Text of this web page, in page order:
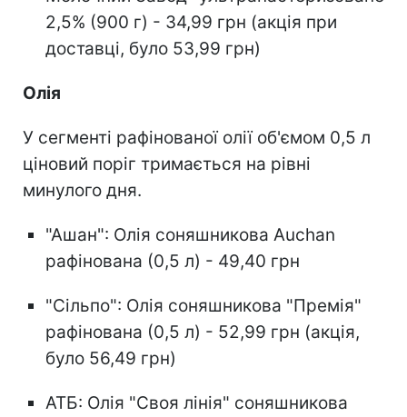
2,5% (900 г) - 34,99 грн (акція при
доставці, було 53,99 грн)
Олія
У сегменті рафінованої олії об'ємом 0,5 л
ціновий поріг тримається на рівні
минулого дня.
"Ашан": Олія соняшникова Auchan
рафінована (0,5 л) - 49,40 грн
"Сільпо": Олія соняшникова "Премія"
рафінована (0,5 л) - 52,99 грн (акція,
було 56,49 грн)
АТБ: Олія "Своя лінія" соняшникова